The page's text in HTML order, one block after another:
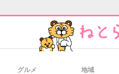
グルメ 地域